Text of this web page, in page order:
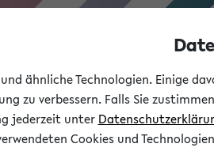
Studium
ähnliche Technologien. Einige
zu verbessern. Falls Sie
jederzeit unter
Cookies und